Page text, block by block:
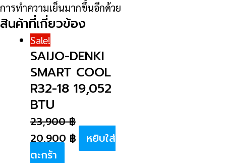
การทำความเย็นมากขึ้นอีกด้วย
สินค้าที่เกี่ยวข้อง
Sale!
SAIJO-DENKI
SMART COOL
R32-18 19,052
BTU
23,900฿
20,900 ฿
หยิบใส่
ตะกร้า